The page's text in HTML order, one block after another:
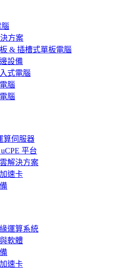
方案
& 插槽式單板電腦
設備
式電腦
腦
腦
算伺服器
平台
解決方案
速卡
運算系統
軟體
速卡